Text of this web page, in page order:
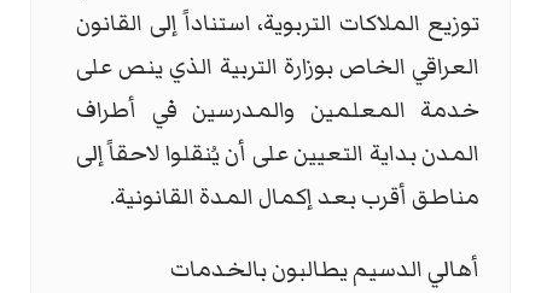
توزيع الملاكات التربوية، استناداً إلى القانون
العراقي الخاص بوزارة التربية الذي ينص على
خدمة المعلمين والمدرسين في أطراف
المدن بداية التعيين على أن يُنقلوا لاحقاً إلى
مناطق أقرب بعد إكمال المدة القانونية.
أهالي الدسيم يطالبون بالخدمات